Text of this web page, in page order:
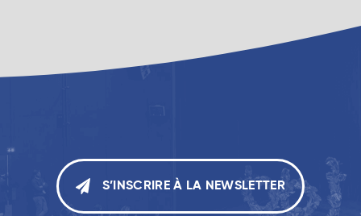
S’INSCRIRE À LA NEWSLETTER